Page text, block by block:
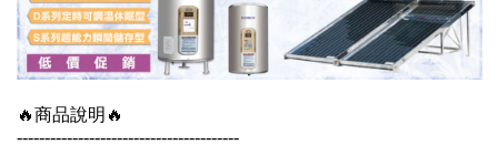
🔥商品說明🔥
----------------------------------------